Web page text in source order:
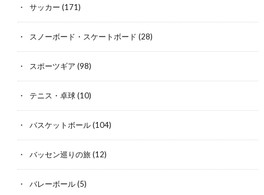
サッカー (171)
スノーボード・スケートボード (28)
スポーツギア (98)
テニス・卓球(10)
バスケットボール(104)
バッセン巡りの旅(12)
バレーボール(5)